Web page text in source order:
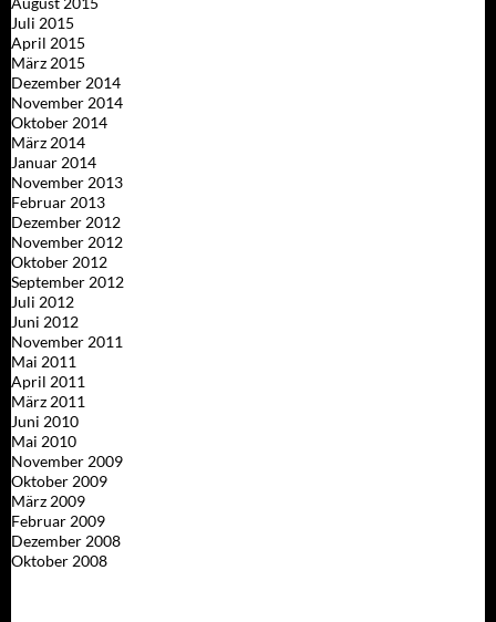
Juli 2015
April 2015
März 2015
Dezember 2014
November 2014
Oktober 2014
März 2014
Januar 2014
November 2013
Februar 2013
Dezember 2012
November 2012
Oktober 2012
September 2012
Juli 2012
Juni 2012
November 2011
Mai 2011
April 2011
März 2011
Juni 2010
Mai 2010
November 2009
Oktober 2009
März 2009
Februar 2009
Dezember 2008
Oktober 2008